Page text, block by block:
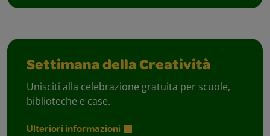
Settimana della Creatività
Unisciti alla celebrazione gratuita per scuole,
biblioteche e case.
Ulteriori informazioni